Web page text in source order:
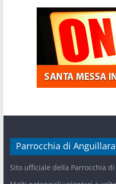
Parrocchia di
Sito ufficiale della Parrocchia